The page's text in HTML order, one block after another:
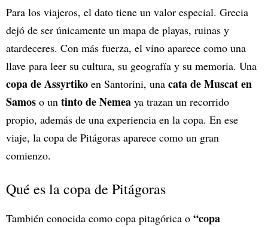
Para los viajeros, el dato tiene un valor especial. Grecia
dejó de ser únicamente un mapa de playas, ruinas y
atardeceres. Con más fuerza, el vino aparece como una
llave para leer su cultura, su geografía y su memoria. Una
copa de Assyrtiko en Santorini, una cata de Muscat en
Samos o un tinto de Nemea ya trazan un recorrido
propio, además de una experiencia en la copa. En ese
viaje, la copa de Pitágoras aparece como un gran
comienzo.
Qué es la copa de Pitágoras
También conocida como copa pitagórica o “copa